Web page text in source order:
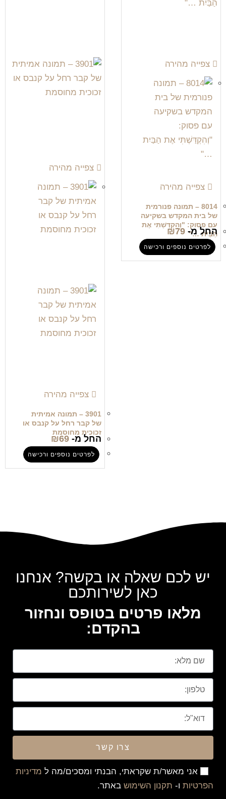
צפייה מהירה
צפייה מהירה
8014 – תמונה פנורמית
של בית המקדש בשקיעה
עם פסוק: "וְהִקְדַּשְׁתִּי אֶת
הַבַּיִת …"
החל מ- ₪79
לפרטים נוספים ורכישה
צפייה מהירה
צפייה מהירה
3901 – תמונה אמיתית
של קבר רחל על קנבס או
זכוכית מחוסמת
החל מ- ₪69
לפרטים נוספים ורכישה
יש לכם שאלה או בקשה? אנחנו
כאן לשירותכם
מלאו פרטים בטופס ונחזור
בהקדם:
אני מאשר/ת שקראתי, הבנתי ומסכים/מה ל מדיניות
הפרטיות ו- תקנון השימוש באתר.
צרו קשר